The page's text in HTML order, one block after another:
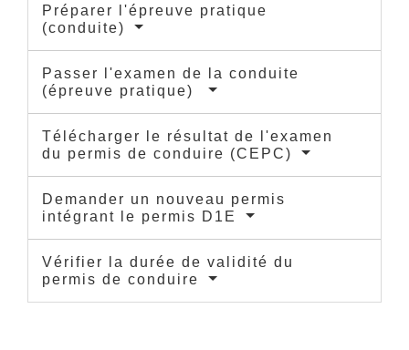
Préparer l'épreuve pratique
(conduite)
Passer l'examen de la conduite
(épreuve pratique)
Télécharger le résultat de l'examen
du permis de conduire (CEPC)
Demander un nouveau permis
intégrant le permis D1E
Vérifier la durée de validité du
permis de conduire